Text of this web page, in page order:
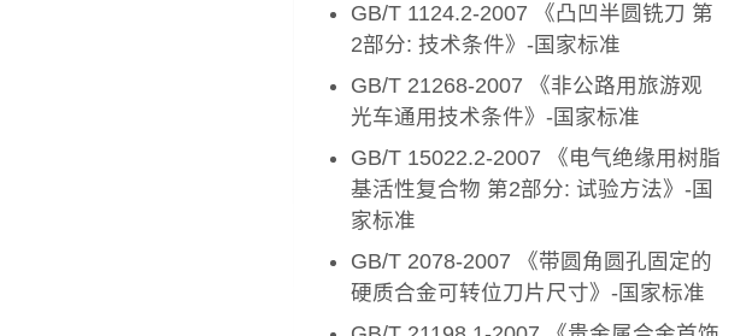
GB/T 1124.2-2007 《凸凹半圆铣刀 第
2部分: 技术条件》-国家标准
GB/T 21268-2007 《非公路用旅游观
光车通用技术条件》-国家标准
GB/T 15022.2-2007 《电气绝缘用树脂
基活性复合物 第2部分: 试验方法》-国
家标准
GB/T 2078-2007 《带圆角圆孔固定的
硬质合金可转位刀片尺寸》-国家标准